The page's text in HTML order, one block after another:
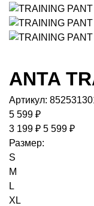
ANTA
Артикул:
5 599 ₽
3 199 ₽ 5 599 ₽
Размер:
S
M
L
XL